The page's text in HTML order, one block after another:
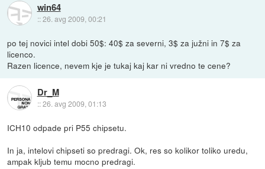
win64
::26. avg 2009, 00:21
po tej novici intel dobi 50$: 40$ za severni, 3$ za južni in 7$ za
licenco.
Razen licence, nevem kje je tukaj kaj kar ni vredno te cene?
Dr_M
::26. avg 2009, 01:13
ICH10 odpade pri P55 chipsetu.
In ja, intelovi chipseti so predragi. Ok, res so kolikor toliko uredu,
ampak kljub temu mocno predragi.